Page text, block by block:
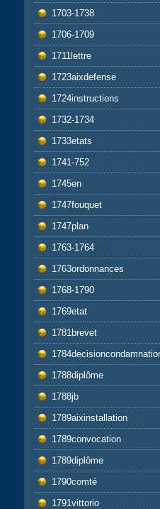
1703-1738
1706-1709
1711lettre
1723aixdefense
1724instructions
1732-1734
1733etats
1741-752
1745en
1747fouquet
1747plan
1763-1764
1763ordonnances
1768-1790
1769etat
1781brevet
1788diplôme
1788jb
1789aixinstallation
1789convocation
1789diplôme
1790comté
1791vittorio